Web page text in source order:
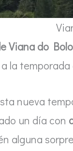
Viana do Bolo
la temporada
nueva
un día con
alguna